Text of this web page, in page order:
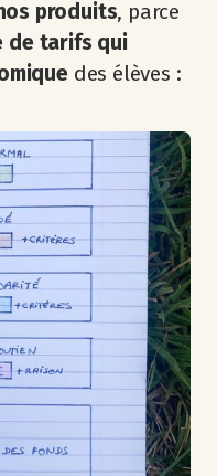
produits, parce
de tarifs qui
des élèves :